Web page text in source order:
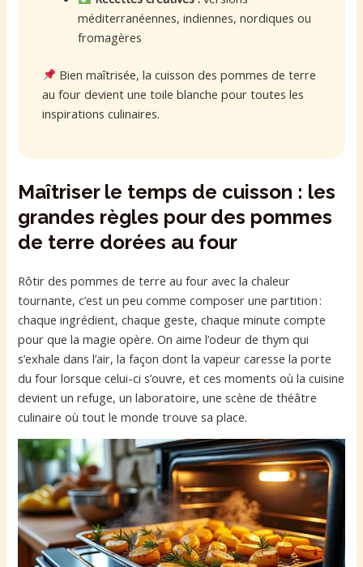
méditerranéennes, indiennes, nordiques ou
fromagères
Bien maîtrisée, la cuisson des pommes de terre
au four devient une toile blanche pour toutes les
inspirations culinaires.
Maîtriser le temps de cuisson : les
grandes règles pour des pommes
de terre dorées au four
Rôtir des pommes de terre au four avec la chaleur
tournante, c’est un peu comme composer une partition :
chaque ingrédient, chaque geste, chaque minute compte
pour que la magie opère. On aime l’odeur de thym qui
s’exhale dans l’air, la façon dont la vapeur caresse la porte
du four lorsque celui-ci s’ouvre, et ces moments où la cuisine
devient un refuge, un laboratoire, une scène de théâtre
culinaire où tout le monde trouve sa place.